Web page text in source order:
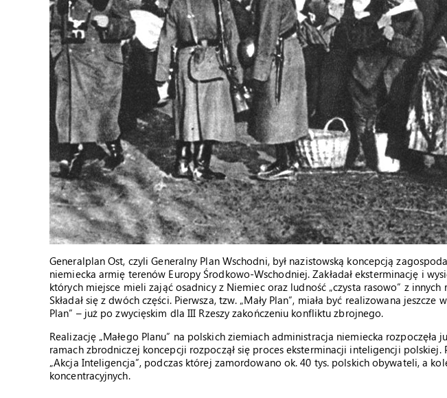
Generalplan Ost, czyli Generalny Plan Wschodni, był nazistowską koncepcją
niemiecka armię terenów Europy Środkowo-Wschodniej. Zakładał eksterminację i
których miejsce mieli zająć osadnicy z Niemiec oraz ludność „czysta rasowo” z
Składał się z dwóch części. Pierwsza, tzw. „Mały Plan”, miała być realizowana
Plan” – już po zwycięskim dla III Rzeszy zakończeniu konfliktu zbrojnego.
Realizację „Małego Planu” na polskich ziemiach administracja niemiecka rozpoczęła
ramach zbrodniczej koncepcji rozpoczął się proces eksterminacji inteligencji polskiej.
„Akcja Inteligencja”, podczas której zamordowano ok. 40 tys. polskich obywateli, a
koncentracyjnych.